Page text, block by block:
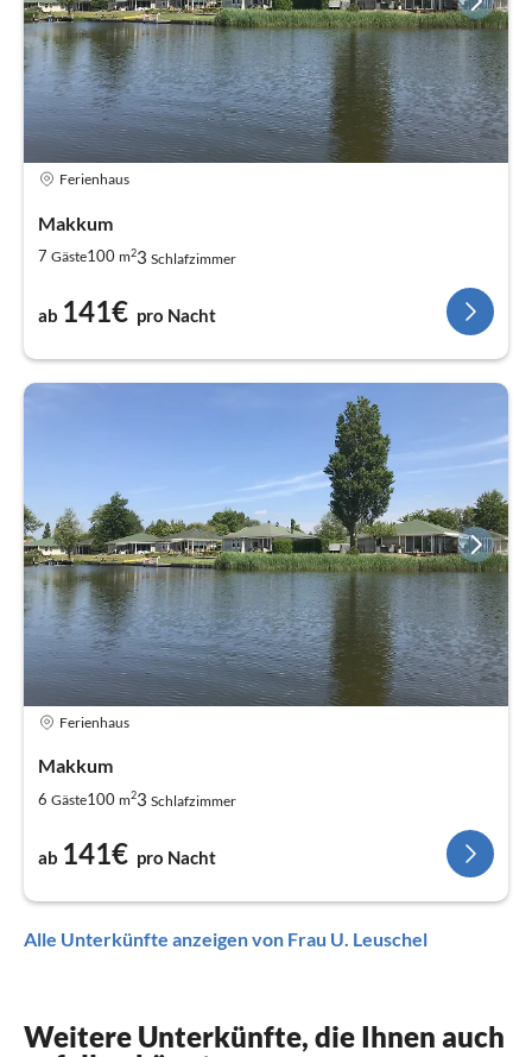
Ferienhaus
Makkum
7 Gäste100 m23 Schlafzimmer
ab 141€ pro Nacht
Ferienhaus
Makkum
6 Gäste100 m23 Schlafzimmer
ab 141€ pro Nacht
Alle Unterkünfte anzeigen von Frau U. Leuschel
Weitere Unterkünfte, die Ihnen auch